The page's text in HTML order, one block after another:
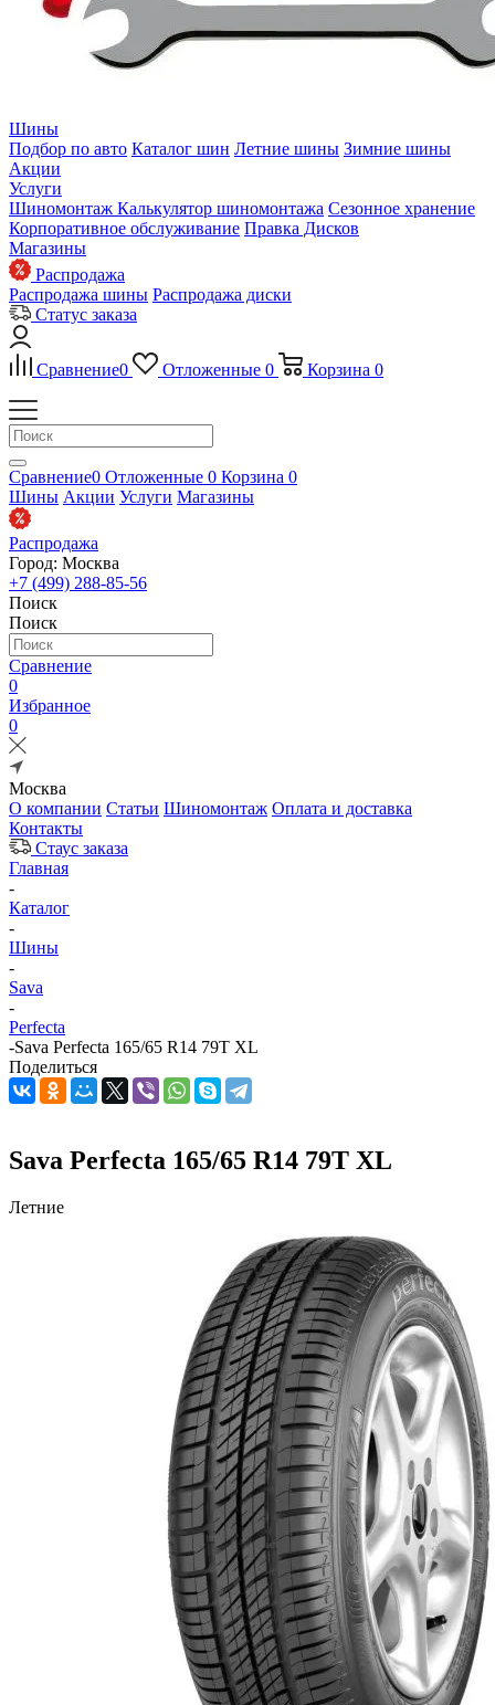
Шины
Подбор по авто Каталог шин Летние шины Зимние шины
Акции
Услуги
Шиномонтаж Калькулятор шиномонтажа Сезонное хранение
Корпоративное обслуживание Правка Дисков
Магазины
Распродажа
Распродажа шины Распродажа диски
Статус заказа
Сравнение0 Отложенные 0 Корзина 0
Сравнение0 Отложенные 0 Корзина 0
Шины Акции Услуги Магазины
Распродажа
Город: Москва
+7 (499) 288-85-56
Поиск
Поиск
Сравнение
0
Избранное
0
Москва
О компании Статьи Шиномонтаж Оплата и доставка
Контакты
Стаус заказа
Главная
-
Каталог
-
Шины
-
Sava
-
Perfecta
-Sava Perfecta 165/65 R14 79T XL
Поделиться
Sava Perfecta 165/65 R14 79T XL
Летние